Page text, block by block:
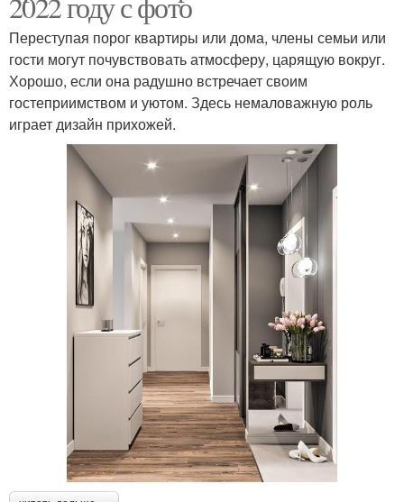
Переступая порог квартиры или дома, члены семьи или
гости могут почувствовать атмосферу, царящую вокруг.
Хорошо, если она радушно встречает своим
гостеприимством и уютом. Здесь немаловажную роль
играет дизайн прихожей.